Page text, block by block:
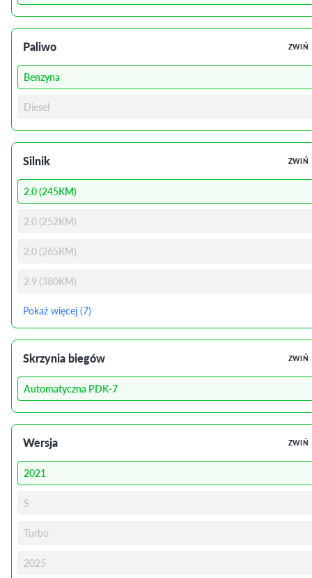
Paliwo ZWIŃ
Benzyna
Diesel
Silnik ZWIŃ
2.0 (245KM)
2.0 (252KM)
2.0 (265KM)
2.9 (380KM)
Pokaż więcej (7)
Skrzynia biegów ZWIŃ
Automatyczna PDK-7
Wersja ZWIŃ
2021
S
Turbo
2025